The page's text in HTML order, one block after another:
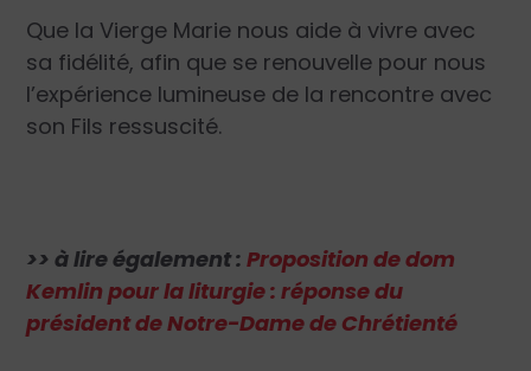
Que la Vierge Marie nous aide à vivre avec
sa fidélité, afin que se renouvelle pour nous
l’expérience lumineuse de la rencontre avec
son Fils ressuscité.
>> à lire également :Proposition de dom
Kemlin pour la liturgie : réponse du
président de Notre-Dame de Chrétienté